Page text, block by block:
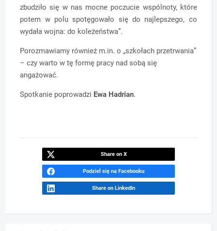
zbudziło się w nas mocne poczucie wspólnoty, które
potem w polu spotęgowało się do najlepszego, co
wydała wojna: do koleżeństwa”.
Porozmawiamy również m.in. o „szkołach przetrwania”
– czy warto w tę formę pracy nad sobą się
angażować.
Spotkanie poprowadzi Ewa Hadrian.
Share on X
Podziel się na Facebooku
Share on LinkedIn